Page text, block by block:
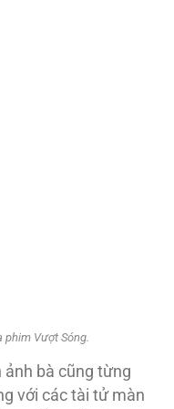
phim Vượt Sóng.
bà cũng từng
với các tài tử màn